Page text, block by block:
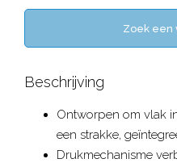
Zoek een
Beschrijving
Ontworpen om vlak
een strakke,
Drukmechanisme